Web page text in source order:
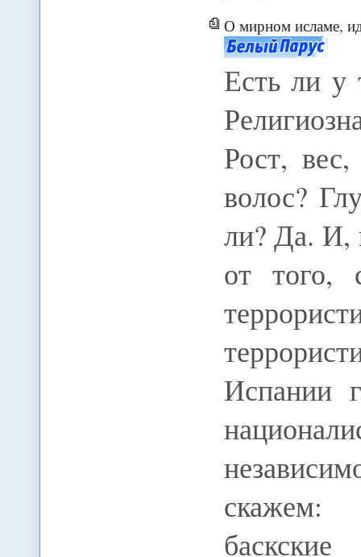
О мирном исламе,
Есть ли у
Рост,
волос?
ли? Да. И,
от того,
Испании
скажем: